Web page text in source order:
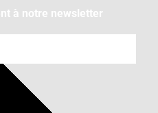
à notre newsletter